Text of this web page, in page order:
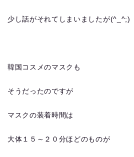
少し話がそれてしまいましたが(^_^;)
韓国コスメのマスクも
そうだったのですが
マスクの装着時間は
大体１５～２０分ほどのものが